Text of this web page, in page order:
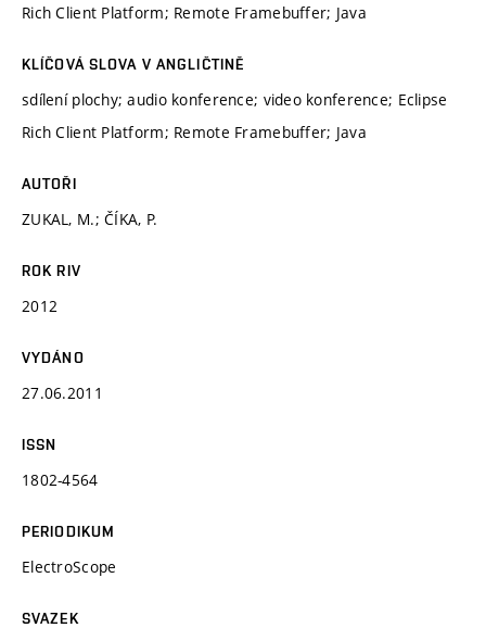
Rich Client Platform; Remote Framebuffer; Java
KLÍČOVÁ SLOVA V ANGLIČTINĚ
sdílení plochy; audio konference; video konference; Eclipse
Rich Client Platform; Remote Framebuffer; Java
AUTOŘI
ZUKAL, M.; ČÍKA, P.
ROK RIV
2012
VYDÁNO
27.06.2011
ISSN
1802-4564
PERIODIKUM
ElectroScope
SVAZEK